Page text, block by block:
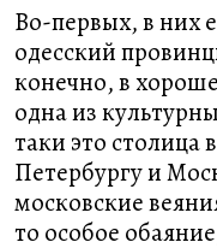
Во-первых, в них
одесский
конечно, в
одна из
таки это
Петербургу и
московские
то особое